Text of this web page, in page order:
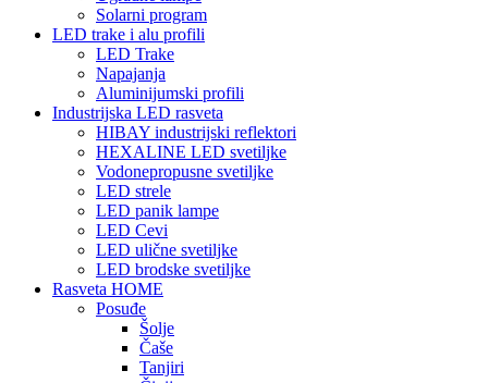
Solarni program
LED trake i alu profili
LED Trake
Napajanja
Aluminijumski profili
Industrijska LED rasveta
HIBAY industrijski reflektori
HEXALINE LED svetiljke
Vodonepropusne svetiljke
LED strele
LED panik lampe
LED Cevi
LED ulične svetiljke
LED brodske svetiljke
Rasveta HOME
Posuđe
Šolje
Čaše
Tanjiri